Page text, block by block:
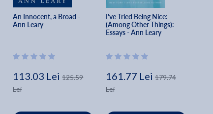
An Innocent, a Broad -
Ann Leary
113.03 Lei 125.59
Lei
I've Tried Being Nice:
(Among Other Things):
Essays - Ann Leary
161.77 Lei 179.74
Lei